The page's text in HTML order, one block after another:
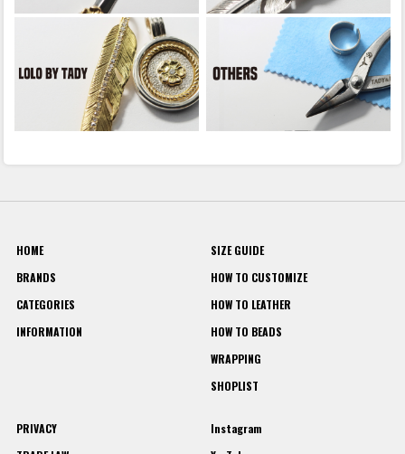
HOME
BRANDS
CATEGORIES
INFORMATION
SIZE GUIDE
HOW TO CUSTOMIZE
HOW TO LEATHER
HOW TO BEADS
WRAPPING
SHOPLIST
PRIVACY
Instagram